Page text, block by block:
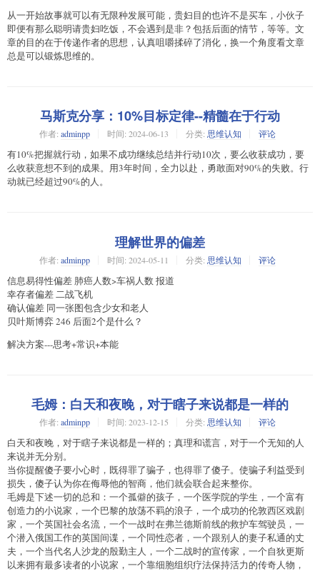
从一开始故事就可以有无限种发展可能，贵妇目的也许不是买车，小伙子
即便有那么聪明请贵妇吃饭，不会遇到是非？包括后面的情节，等等。文
章的目的在于传递作者的思想，认真咀嚼揉碎了消化，换一个角度看文章
总是可以锻炼思维的。
马斯克分享：10%目标定律--精髓在于行动
作者: adminpp 时间: 2024-06-13 分类: 思维认知 评论
有10%把握就行动，如果不成功继续总结并行动10次，要么收获成功，要
么收获意想不到的成果。用3年时间，全力以赴，勇敢面对90%的失败。行
动就已经超过90%的人。
理解世界的偏差
作者: adminpp 时间: 2024-05-11 分类: 思维认知 评论
信息易得性偏差 肺癌人数>车祸人数 报道
幸存者偏差 二战飞机
确认偏差 同一张图包含少女和老人
贝叶斯博弈 246 后面2个是什么？
解决方案---思考+常识+本能
毛姆：白天和夜晚，对于瞎子来说都是一样的
作者: adminpp 时间: 2023-12-15 分类: 思维认知 评论
白天和夜晚，对于瞎子来说都是一样的；真理和谎言，对于一个无知的人
来说并无分别。
当你提醒傻子要小心时，既得罪了骗子，也得罪了傻子。使骗子利益受到
损失，傻子认为你在侮辱他的智商，他们就会联合起来整你。
毛姆是下述一切的总和：一个孤僻的孩子，一个医学院的学生，一个富有
创造力的小说家，一个巴黎的放荡不羁的浪子，一个成功的伦敦西区戏剧
家，一个英国社会名流，一个一战时在弗兰德斯前线的救护车驾驶员，一
个潜入俄国工作的英国间谍，一个同性恋者，一个跟别人的妻子私通的丈
夫，一个当代名人沙龙的殷勤主人，一个二战时的宣传家，一个自狄更斯
以来拥有最多读者的小说家，一个靠细胞组织疗法保持活力的传奇人物，